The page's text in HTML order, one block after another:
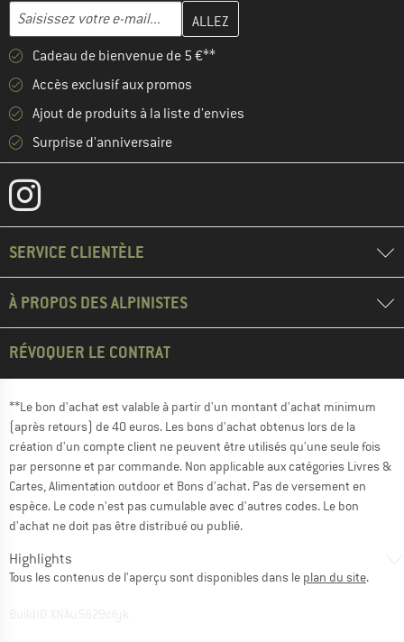
Adresse e-mail
Entrez votre adresse e-mail ici et créez votre compte client à la
Cadeau de bienvenue de 5 €**
Accès exclusif aux promos
Ajout de produits à la liste d'envies
Surprise d'anniversaire
SERVICE CLIENTÈLE
À PROPOS DES ALPINISTES
RÉVOQUER LE CONTRAT
**Le bon d'achat est valable à partir d'un montant d'achat minimum
(après retours) de 40 euros. Les bons d'achat obtenus lors de la
création d'un compte client ne peuvent être utilisés qu'une seule fois
par personne et par commande. Non applicable aux catégories Livres &
Cartes, Alimentation outdoor et Bons d'achat. Pas de versement en
espèce. Le code n'est pas cumulable avec d'autres codes. Le bon
d'achat ne doit pas être distribué ou publié.
Highlights
Tous les contenus de l'aperçu sont disponibles dans le plan du site.